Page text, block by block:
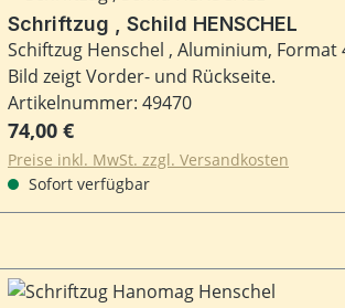
Schriftzug , Schild HENSCHEL
Schiftzug Henschel , Aluminium, Format
Bild zeigt Vorder- und Rückseite.
Artikelnummer: 49470
Regulärer Preis:
74,00 €
Preise inkl. MwSt. zzgl. Versandkosten
Sofort verfügbar